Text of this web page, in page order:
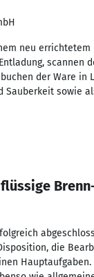
neu
scannen
der Ware in
Sauberkeit sowie
die